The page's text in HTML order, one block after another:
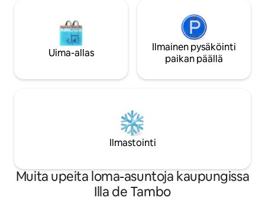
tienes peticiones especiales no dudes en
preguntarnos. ❤️ Añade el anuncio a tus
favoritos haciendo click en la esquina
mensaje para resolver cualquier duda.
Uima-allas
Ilmainen pysäköinti
paikan päällä
Ilmastointi
Muita upeita loma-asuntoja kaupungissa
Illa de Tambo